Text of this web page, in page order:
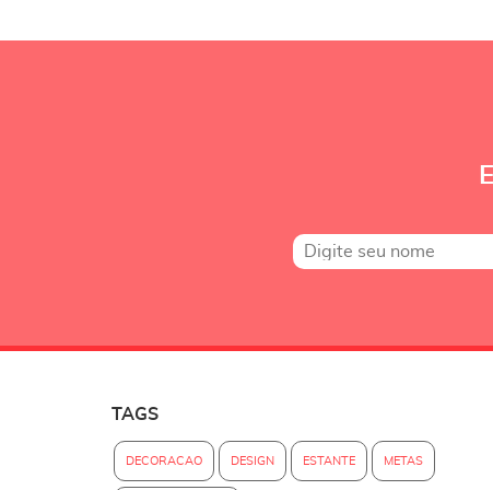
TAGS
DECORACAO DESIGN ESTANTE METAS